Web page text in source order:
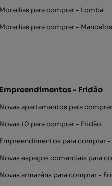
para comprar - Lomba
para comprar - Mancelos
- Fridão
apartamentos para
t0 para comprar - Fridão
para comprar -
espaços comerciais para
armazéns para comprar -